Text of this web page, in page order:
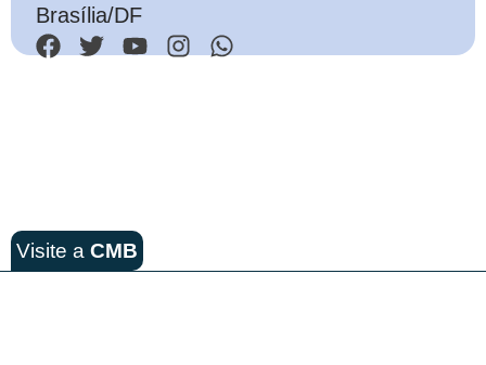
Brasília/DF
Visite a CMB